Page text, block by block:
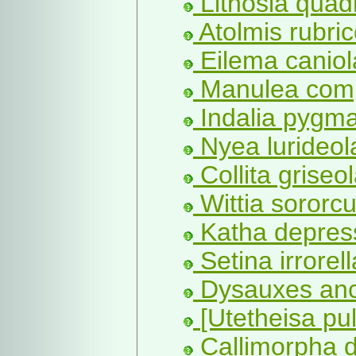
Atolmis
Eilema
Manulea
Indalia
Nyea
Collita
Wittia
Katha
Setina
Dysauxes
[Utetheisa
Callimorpha